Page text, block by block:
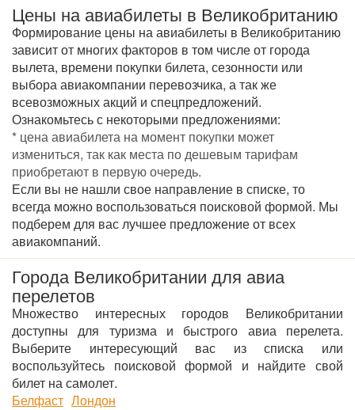
Цены на авиабилеты в Великобританию
Формирование цены на авиабилеты в Великобританию
зависит от многих факторов в том числе от города
вылета, времени покупки билета, сезонности или
выбора авиакомпании перевозчика, а так же
всевозможных акций и спецпредложений.
Ознакомьтесь с некоторыми предложениями:
* цена авиабилета на момент покупки может
измениться, так как места по дешевым тарифам
приобретают в первую очередь.
Если вы не нашли свое направление в списке, то
всегда можно воспользоваться поисковой формой. Мы
подберем для вас лучшее предложение от всех
авиакомпаний.
Города Великобритании для авиа
перелетов
Множество интересных городов Великобритании
доступны для туризма и быстрого авиа перелета.
Выберите интересующий вас из списка или
воспользуйтесь поисковой формой и найдите свой
билет на самолет.
Белфаст Лондон